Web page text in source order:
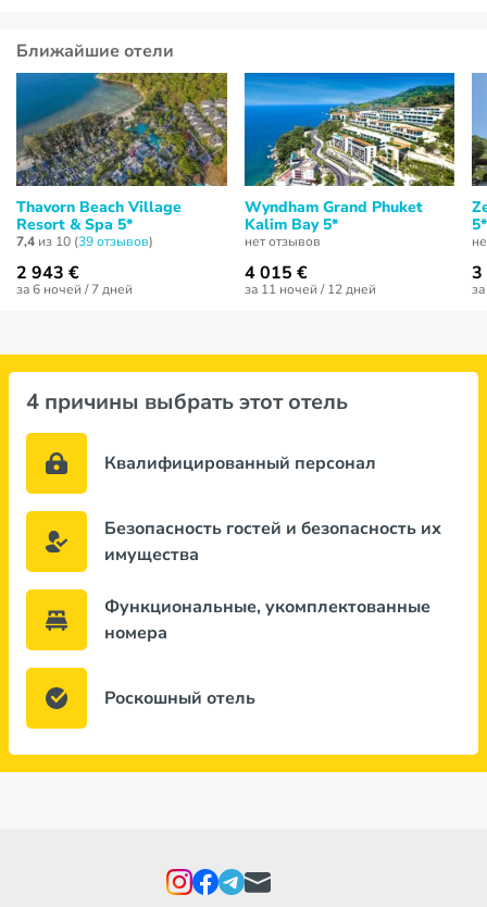
Ближайшие отели
Thavorn Beach Village
Resort & Spa 5*
7,4 из 10 (39 отзывов)
2 943 €
за 6 ночей / 7 дней
Wyndham Grand Phuket
Kalim Bay 5*
нет отзывов
4 015 €
за 11 ночей / 12 дней
5*
3
4 причины выбрать этот отель
Квалифицированный персонал
Безопасность гостей и безопасность их
имущества
Функциональные, укомплектованные
номера
Роскошный отель